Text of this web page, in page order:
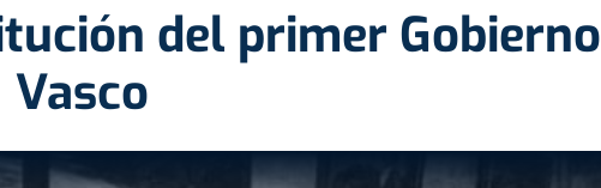
del primer Gobierno
Vasco